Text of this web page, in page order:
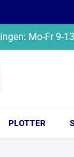
Mo-Fr 9-
PLOTTER